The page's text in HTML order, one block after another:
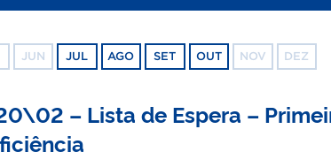
JUN JUL AGO SET OUT NOV DEZ
– Lista de Espera –